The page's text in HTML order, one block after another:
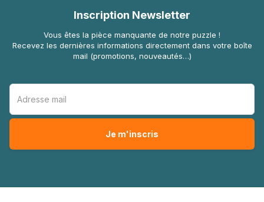
Inscription Newsletter
Vous êtes la pièce manquante de notre puzzle !
Recevez les dernières informations directement dans votre boîte
mail (promotions, nouveautés…)